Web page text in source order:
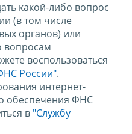
какой-либо вопрос
(в том числе
органов) или
вопросам
воспользоваться
России".
интернет-
обеспечения ФНС
в "Службу